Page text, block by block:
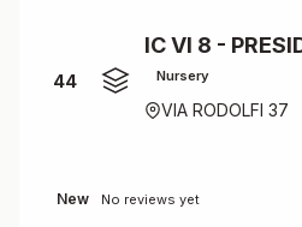
44
IC VI 8 -
Nursery
VIA RODOLFI 37
New No reviews yet